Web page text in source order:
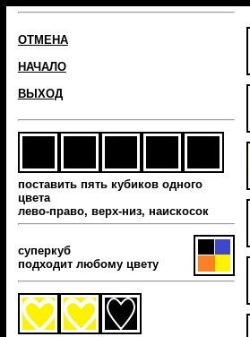
ОТМЕНА
НАЧАЛО
ВЫХОД
поставить пять кубиков одного
цвета
лево-право, верх-низ, наиcкосок
суперкуб
подходит любому цвету